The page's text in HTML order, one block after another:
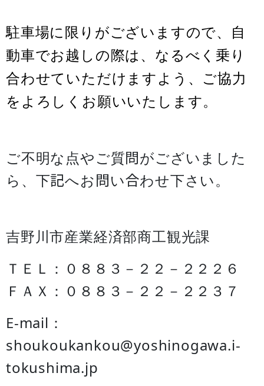
駐車場に限りがございますので、自
動車でお越しの際は、なるべく乗り
合わせていただけますよう、ご協力
をよろしくお願いいたします。
ご不明な点やご質問がございました
ら、下記へお問い合わせ下さい。
吉野川市産業経済部商工観光課
ＴＥＬ：０８８３－２２－２２２６
ＦＡＸ：０８８３－２２－２２３７
E-mail：
shoukoukankou@yoshinogawa.i-
tokushima.jp